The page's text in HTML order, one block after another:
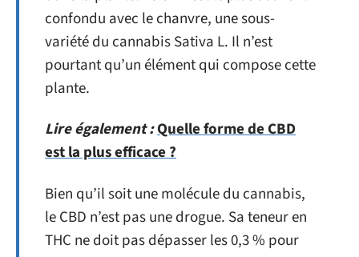
confondu avec le chanvre, une sous-
variété du cannabis Sativa L. Il n’est
pourtant qu’un élément qui compose cette
plante.
Lire également :Quelle forme de CBD
est la plus efficace ?
Bien qu’il soit une molécule du cannabis,
le CBD n’est pas une drogue. Sa teneur en
THC ne doit pas dépasser les 0,3 % pour